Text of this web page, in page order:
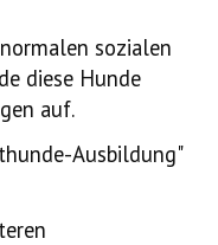
sozialen
diese Hunde
auf.
Ausbildung"